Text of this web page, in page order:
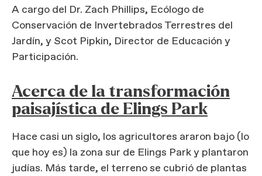
A cargo del Dr. Zach Phillips, Ecólogo de
Conservación de Invertebrados Terrestres del
Jardín, y Scot Pipkin, Director de Educación y
Participación.
Acerca de la transformación
paisajística de Elings Park
Hace casi un siglo, los agricultores araron bajo (lo
que hoy es) la zona sur de Elings Park y plantaron
judías. Más tarde, el terreno se cubrió de plantas